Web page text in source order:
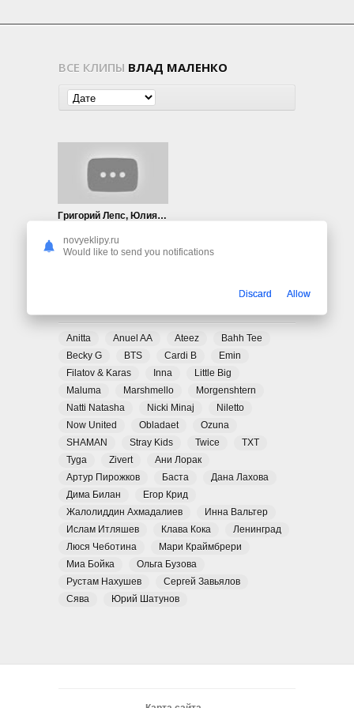
ВСЕ КЛИПЫ ВЛАД МАЛЕНКО
Григорий Лепс, Юлия Чичерина, Влад Маленко — Русские маяки
Anitta Anuel AA Ateez
Bahh Tee
Becky G
BTS Cardi B
Emin
Filatov & Karas
Inna
Little Big
Maluma
Marshmello
Morgenshtern
Natti Natasha
Nicki Minaj
Niletto
Now United
Obladaet
Ozuna
SHAMAN
Stray Kids Twice
TXT
Tyga
Zivert
Ани Лорак
Артур Пирожков
Баста
Дана Лахова
Дима Билан
Егор Крид
Жалолиддин Ахмадалиев
Инна Вальтер
Ислам Итляшев
Клава Кока
Ленинград
Люся Чеботина
Мари Краймбрери
Миа Бойка
Ольга Бузова
Рустам Нахушев
Сергей Завьялов
Сява
Юрий Шатунов
novyeklipy.ru
Would like to send you notifications
Discard Allow